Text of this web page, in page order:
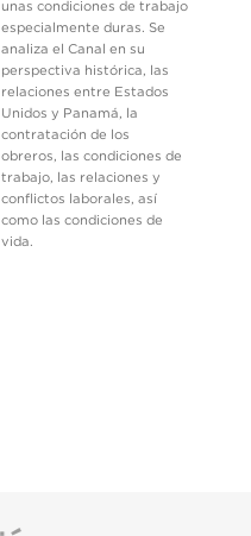
unas condiciones de trabajo
especialmente duras. Se
analiza el Canal en su
perspectiva histórica, las
relaciones entre Estados
Unidos y Panamá, la
contratación de los
obreros, las condiciones de
trabajo, las relaciones y
conflictos laborales, así
como las condiciones de
vida.